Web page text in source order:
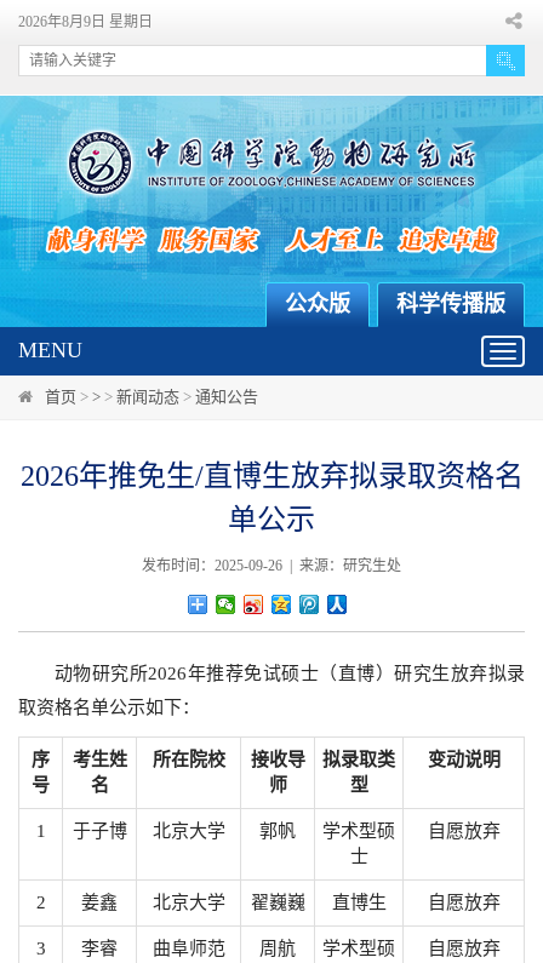
2026年8月9日 星期日
科学传播版
公众版
MENU
首页 > > > 新闻动态 > 通知公告
2026年推免生/直博生放弃拟录取资格名
单公示
发布时间：2025-09-26 | 来源：研究生处
动物研究所2026年推荐免试硕士（直博）研究生放弃拟录
取资格名单公示如下：
序
号
考生姓
名
所在院校
接收导
师
拟录取类
型
变动说明
1 于子博 北京大学 郭帆
学术型硕
士
自愿放弃
2 姜鑫 北京大学 翟巍巍 直博生 自愿放弃
3 李睿
曲阜师范
周航
学术型硕
自愿放弃